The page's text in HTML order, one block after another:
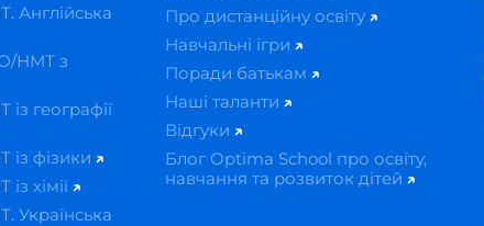
Англійська
НМТ з
географії
із фізики
хімії
Українська
Про дистанційну освіту
Навчальні ігри
Поради батькам
Наші таланти
Відгуки
Блог Optima School про освіту,
навчання та розвиток дітей